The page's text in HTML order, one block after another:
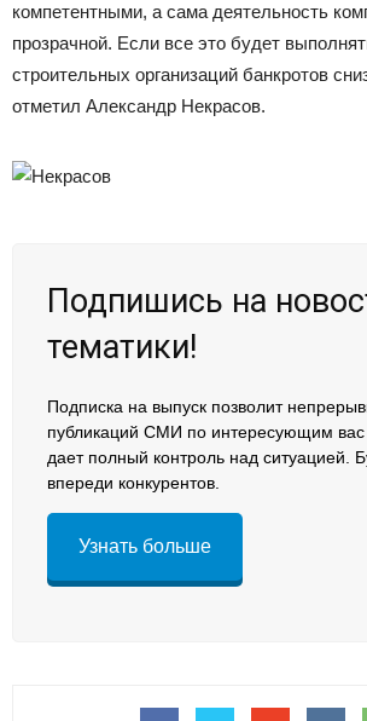
компетентными, а сама деятельность
прозрачной. Если все это будет
строительных организаций банкротов
отметил Александр Некрасов.
Подпишись на
тематики!
Подписка на выпуск позволит
публикаций СМИ по интересующим
дает полный контроль над ситуацией.
впереди конкурентов.
Узнать больше